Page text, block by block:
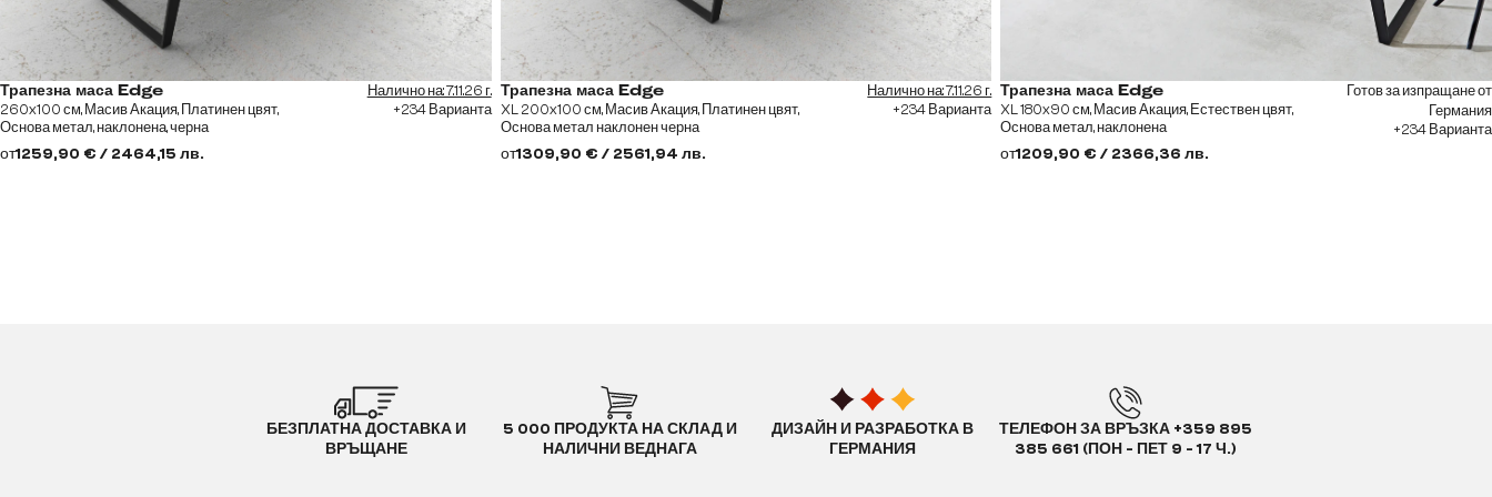
Трапезна маса Edge
260x100 см, Масив Акация, Платинен цвят,
Основа метал, наклонена, черна
от1259,90 € / 2464,15 лв.
Налично на: 7.11.26 г.
+234 Варианта
Трапезна маса Edge
XL 200x100 см, Масив Акация, Платинен цвят,
Основа метал наклонен черна
от1309,90 € / 2561,94 лв.
Налично на: 7.11.26 г.
+234 Варианта
Трапезна маса Edge
XL 180x90 см, Масив Акация, Естествен цвят,
Основа метал, наклонена
от1209,90 € / 2366,36 лв.
Готов за изпращане от
Германия
+234 Варианта
БЕЗПЛАТНА ДОСТАВКА И
ВРЪЩАНЕ
5 000 ПРОДУКТА НА СКЛАД И
НАЛИЧНИ ВЕДНАГА
ДИЗАЙН И РАЗРАБОТКА В
ГЕРМАНИЯ
ТЕЛЕФОН ЗА ВРЪЗКА +359 895
385 661 (ПОН - ПЕТ 9 - 17 Ч.)